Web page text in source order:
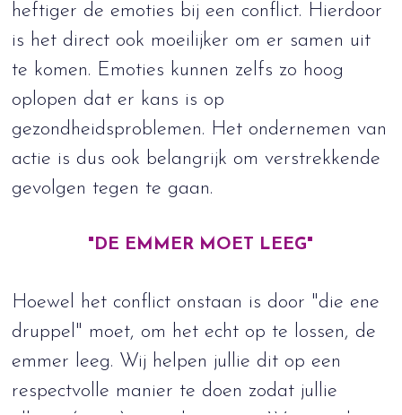
heftiger de emoties bij een conflict. Hierdoor
is het direct ook moeilijker om er samen uit
te komen. Emoties kunnen zelfs zo hoog
oplopen dat er kans is op
gezondheidsproblemen. Het ondernemen van
actie is dus ook belangrijk om verstrekkende
gevolgen tegen te gaan.
"DE EMMER MOET LEEG"
Hoewel het conflict onstaan is door "die ene
druppel" moet, om het echt op te lossen, de
emmer leeg. Wij helpen jullie dit op een
respectvolle manier te doen zodat jullie